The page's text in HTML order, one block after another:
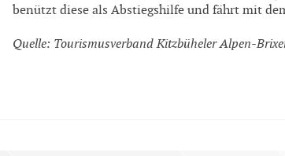
benützt diese als Abstiegshilfe und fährt mit
Quelle: Tourismusverband Kitzbüheler Alpen-